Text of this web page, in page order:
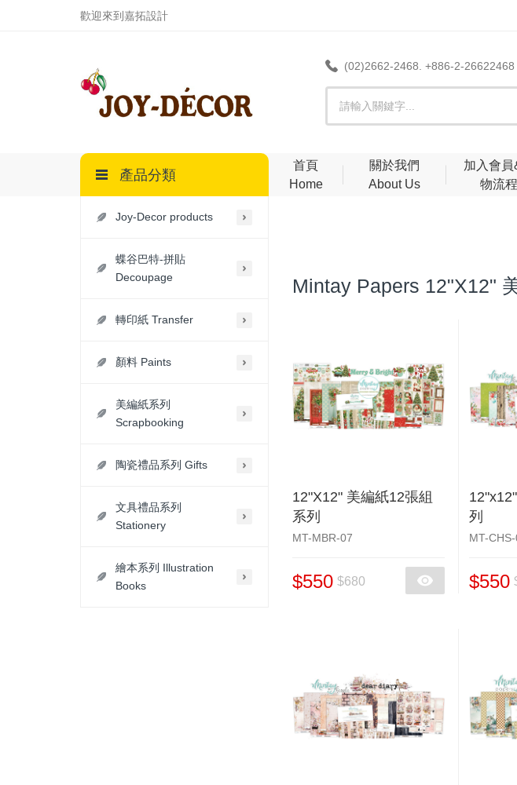
歡迎來到嘉拓設計
(02)2662-2468. +886-2-26622468
產品分類
Joy-Decor products
蝶谷巴特-拼貼
Decoupage
轉印紙 Transfer
顏料 Paints
美編紙系列
Scrapbooking
陶瓷禮品系列 Gifts
文具禮品系列
Stationery
繪本系列 Illustration
Books
首頁
Home
關於我們
About Us
加入會員
物流程
Mintay Papers 12"X12"
12"X12" 美編紙12張組
系列
MT-MBR-07
$550 $680
列
MT-
$550